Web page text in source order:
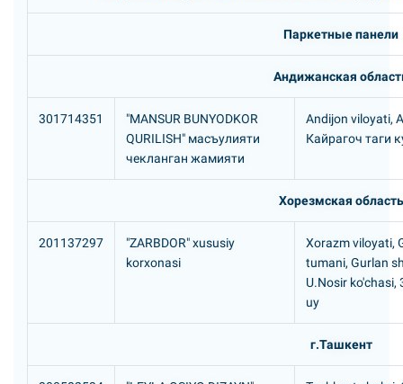
Паркетные панели
Андижанская
301714351
"MANSUR BUNYODKOR
QURILISH" масъулияти
чекланган жамияти
Andijon viloyati,
Кайрагоч таги
Хорезмская область
201137297
"ZARBDOR" xususiy
korxonasi
Xorazm viloyati,
tumani, Gurlan
U.Nosir ko'chasi,
uy
г.Ташкент